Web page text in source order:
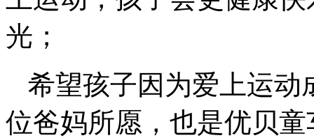
光；
希望孩子因为爱上运动
位爸妈所愿，也是优贝